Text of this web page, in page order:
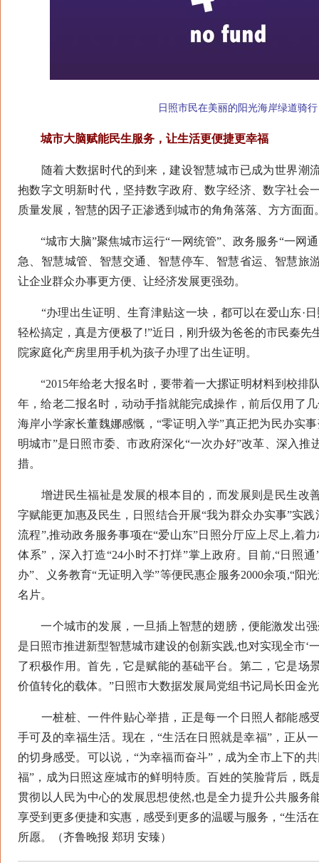
日照市民在美丽的阳光海岸绿道骑行
城市大脑赋能民生服务，让生活更便捷更幸福
随着大数据时代的到来，建设智慧城市已成为世界潮
抱数字文明新时代，坚持数字政府、数字经济、数字社会
质量发展，智慧的因子正渗透到城市的角角落落、方方面面
“城市大脑”聚焦城市运行“一网统管”、政务服务“一网
急、智慧城管、智慧交通、智慧停车、智慧省运、智慧旅
让企业群众办事更方便、让经济发展更强劲。
“办理出生证明、生育津贴这一块，都可以在爱山东·日
轻松搞定，真是方便极了!”近日，刚升级为爸爸的市民秦先
院家庭化产房里用手机为孩子办理了出生证明。
“2015年给老大报名时，要带着一大摞证明材料到校排
年，给老二报名时，动动手指就能完成操作，前后仅用了
海岸小学家长董魏娜感慨，“零证明入学”真正把为民办实
明城市”是日照市委、市政府深化“一次办好”改革、深入推
措。
增进民生福祉是发展的根本目的，而发展则是民生改
字赋能更加惠及民生，日照结合开展“我为群众办实事”实
流程”,推动政务服务事项在“爱山东”日照分厅应上尽上,着
体系”，深入打造“24小时不打烊”掌上政府。目前,“日照通
办”、义务教育“无证明入学”等便民惠企服务2000余项,“阳
名片。
一个城市的发展，一旦插上智慧的翅膀，便能激发出强
是日照市推进新型智慧城市建设的创新实践,也对实现全市‘
了积极作用。首先，它是赋能的基础平台。第二，它是场
价值转化的载体。”日照市大数据发展局党组书记局长田金
一桩桩、一件件贴心举措，正是每一个日照人都能感
手可及的幸福生活。现在，“生活在日照就是幸福”，正从
的切身感受。可以说，“为幸福而奋斗”，成为全市上下的
福”，成为日照这座城市的鲜明特质。百姓的笑脸背后，既
贯彻以人民为中心的发展思想使然,也是全力提升公共服务
享受到更多便捷和实惠，感受到更多的温暖与服务，“生活
所愿。（齐鲁晚报 郑玥 安臻）